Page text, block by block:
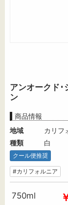
アンオークド･
ン
商品情報
地域
カリフ
種類
白
クール便推奨
#カリフォルニア
750ml